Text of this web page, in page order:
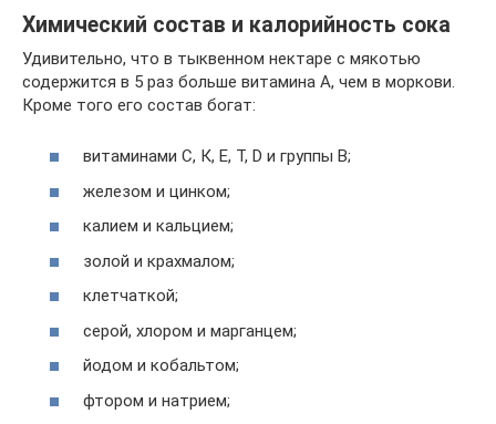
Химический состав и калорийность сока
Удивительно, что в тыквенном нектаре с мякотью
содержится в 5 раз больше витамина А, чем в моркови.
Кроме того его состав богат:
витаминами С, К, Е, Т, D и группы В;
железом и цинком;
калием и кальцием;
золой и крахмалом;
клетчаткой;
серой, хлором и марганцем;
йодом и кобальтом;
фтором и натрием;